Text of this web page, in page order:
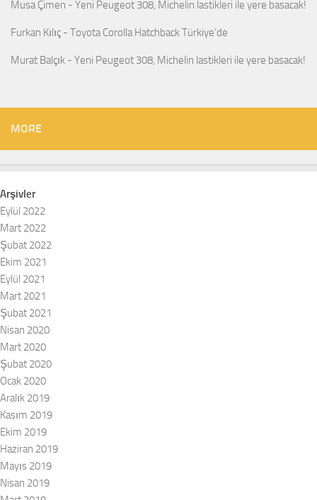
Musa Çimen - Yeni Peugeot 308, Michelin lastikleri ile yere basacak!
Furkan Kılıç - Toyota Corolla Hatchback Türkiye’de
Murat Balçık - Yeni Peugeot 308, Michelin lastikleri ile yere basacak!
MORE
Arşivler
Eylül 2022
Mart 2022
Şubat 2022
Ekim 2021
Eylül 2021
Mart 2021
Şubat 2021
Nisan 2020
Mart 2020
Şubat 2020
Ocak 2020
Aralık 2019
Kasım 2019
Ekim 2019
Haziran 2019
Mayıs 2019
Nisan 2019